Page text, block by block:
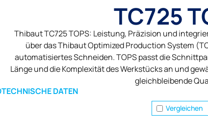
TC725
Thibaut TC725 TOPS: Leistung, Präzision und
über das Thibaut Optimized Production System
automatisiertes Schneiden. TOPS passt die
Länge und die Komplexität des Werkstücks an und
gleichbleibende
TECHNISCHE DATEN
Vergleichen